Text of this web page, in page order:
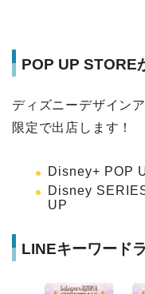
POP UP STORE
ディズニーデザイン
限定で出店します！
Disney+ POP
Disney
UP
LINEキーワード